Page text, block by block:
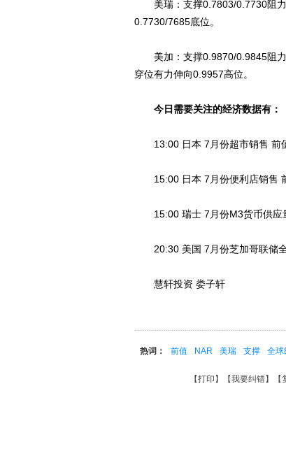
美瑞：支撑0.7803/0.7730阻力
0.7730/7685底位。
美加：支撑0.9870/0.9845阻力
穿位有力伸向0.9957高位。
今日需要关注的经济数据有：
13:00 日本 7月份超市销售 前
15:00 日本 7月份便利店销售
15:00 瑞士 7月份M3货币供应
20:30 美国 7月份芝加哥联储
慧轩投资 娄子轩
热词： 前值 NAR 美瑞 支撑 全球
【打印 】【我要纠错】【